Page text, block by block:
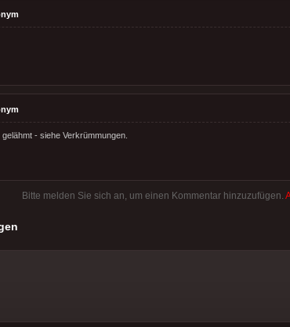
- siehe Verkrümmungen.
Bitte melden Sie sich an, um einen Kommentar hinzuzufügen.